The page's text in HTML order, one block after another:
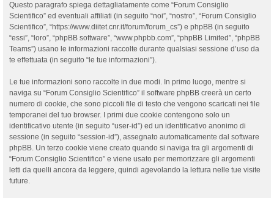
Questo paragrafo spiega dettagliatamente come “Forum Consiglio
Scientifico” ed eventuali affiliati (in seguito “noi”, “nostro”, “Forum Consiglio
Scientifico”, “https://www.diitet.cnr.it/forum/forum_cs”) e phpBB (in seguito
“essi”, “loro”, “phpBB software”, “www.phpbb.com”, “phpBB Limited”, “phpBB
Teams”) usano le informazioni raccolte durante qualsiasi sessione d’uso da
te effettuata (in seguito “le tue informazioni”).
Le tue informazioni sono raccolte in due modi. In primo luogo, mentre si
naviga su “Forum Consiglio Scientifico” il software phpBB creerà un certo
numero di cookie, che sono piccoli file di testo che vengono scaricati nei file
temporanei del tuo browser. I primi due cookie contengono solo un
identificativo utente (in seguito “user-id”) ed un identificativo anonimo di
sessione (in seguito “session-id”), assegnato automaticamente dal software
phpBB. Un terzo cookie viene creato quando si naviga tra gli argomenti di
“Forum Consiglio Scientifico” e viene usato per memorizzare gli argomenti
letti da quelli ancora da leggere, quindi agevolando la lettura nelle tue visite
future.